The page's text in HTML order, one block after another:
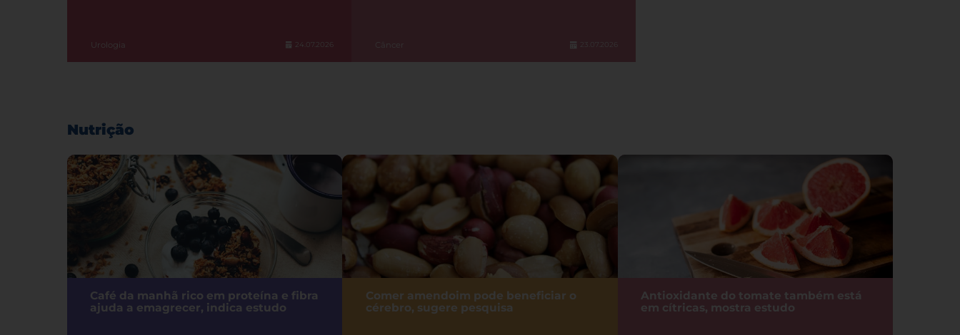
Urologia 24.07.2026 Câncer 23.07.2026
Nutrição
Café da manhã rico em proteína e fibra
ajuda a emagrecer, indica estudo
Comer amendoim pode beneficiar o
cérebro, sugere pesquisa
Antioxidante do tomate também está
em cítricas, mostra estudo